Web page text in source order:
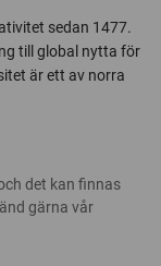
sedan 1477.
till global nytta för
är ett av norra
det kan finnas
gärna vår